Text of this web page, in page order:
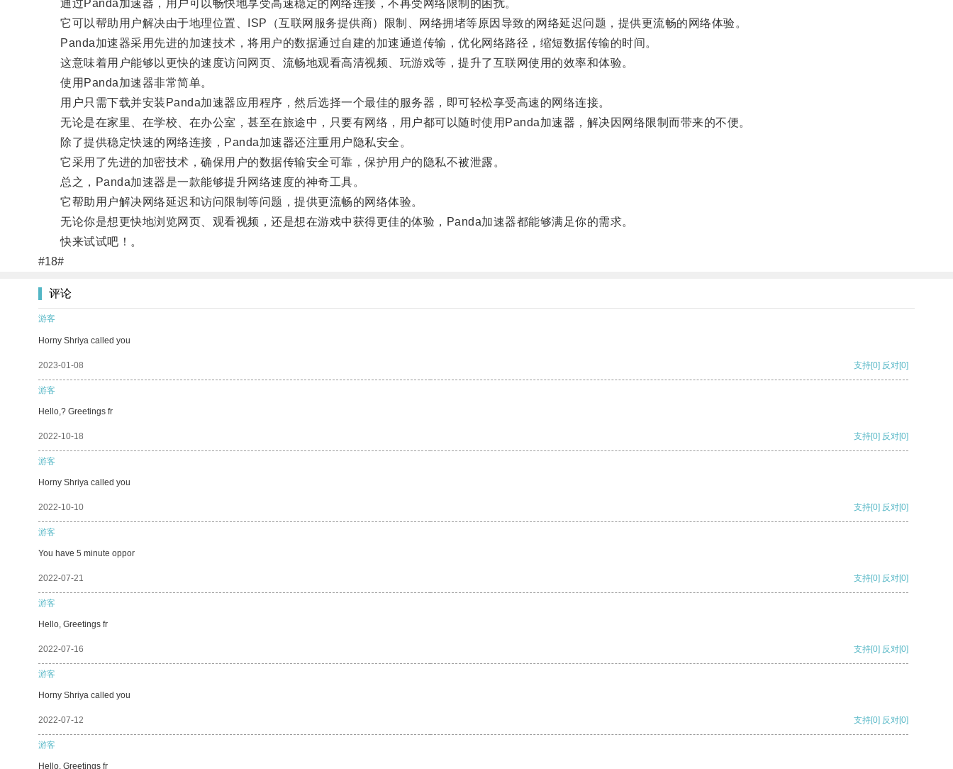
通过Panda加速器，用户可以畅快地享受高速稳定的网络连接，不再受网络限制的困扰。
它可以帮助用户解决由于地理位置、ISP（互联网服务提供商）限制、网络拥堵等原因导致的网络延迟问题，提供更流畅的网络体验。
Panda加速器采用先进的加速技术，将用户的数据通过自建的加速通道传输，优化网络路径，缩短数据传输的时间。
这意味着用户能够以更快的速度访问网页、流畅地观看高清视频、玩游戏等，提升了互联网使用的效率和体验。
使用Panda加速器非常简单。
用户只需下载并安装Panda加速器应用程序，然后选择一个最佳的服务器，即可轻松享受高速的网络连接。
无论是在家里、在学校、在办公室，甚至在旅途中，只要有网络，用户都可以随时使用Panda加速器，解决因网络限制而带来的不便。
除了提供稳定快速的网络连接，Panda加速器还注重用户隐私安全。
它采用了先进的加密技术，确保用户的数据传输安全可靠，保护用户的隐私不被泄露。
总之，Panda加速器是一款能够提升网络速度的神奇工具。
它帮助用户解决网络延迟和访问限制等问题，提供更流畅的网络体验。
无论你是想更快地浏览网页、观看视频，还是想在游戏中获得更佳的体验，Panda加速器都能够满足你的需求。
快来试试吧！。
#18#
评论
游客
Horny Shriya called you
2023-01-08 支持[0] 反对[0]
游客
Hello,? Greetings fr
2022-10-18 支持[0] 反对[0]
游客
Horny Shriya called you
2022-10-10 支持[0] 反对[0]
游客
You have 5 minute oppor
2022-07-21 支持[0] 反对[0]
游客
Hello, Greetings fr
2022-07-16 支持[0] 反对[0]
游客
Horny Shriya called you
2022-07-12 支持[0] 反对[0]
游客
Hello, Greetings fr